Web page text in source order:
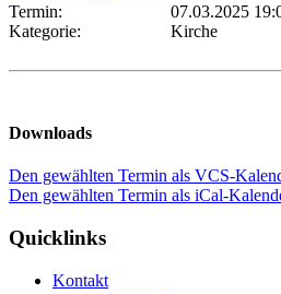
Termin:
07.03.2025
Kategorie:
Kirche
Downloads
Den gewählten Termin als VCS-
Den gewählten Termin als iCal-
Quicklinks
Kontakt